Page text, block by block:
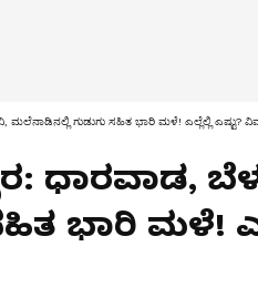
ಮಲೆನಾಡಿನಲ್ಲಿ ಗುಡುಗು ಸಹಿತ ಭಾರಿ ಮಳೆ! ಎಲ್ಲೆಲ್ಲಿ ಎಷ್ಟು?
ಧಾರವಾಡ,
ಭಾರಿ ಮಳೆ!